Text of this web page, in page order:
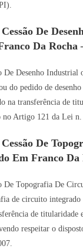
De
Da Rocha
De Desenho Industrial
do pedido de
na transferência de
no Artigo 121 da Lei
De
Em Franco Da
De Topografia De
de circuito
de titularidade
respeitar o